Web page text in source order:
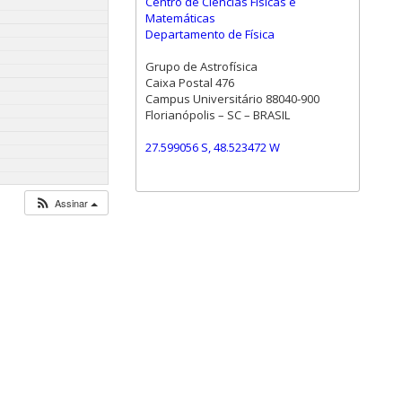
Assinar
Matemáticas
Departamento de Física
Grupo de Astrofísica
Caixa Postal 476
Campus Universitário 88040-900
Florianópolis – SC – BRASIL
27.599056 S, 48.523472 W